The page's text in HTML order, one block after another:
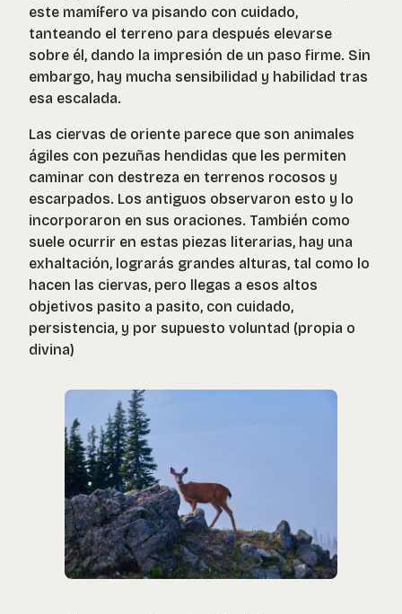
este mamífero va pisando con cuidado,
tanteando el terreno para después elevarse
sobre él, dando la impresión de un paso firme. Sin
embargo, hay mucha sensibilidad y habilidad tras
esa escalada.
Las ciervas de oriente parece que son animales
ágiles con pezuñas hendidas que les permiten
caminar con destreza en terrenos rocosos y
escarpados. Los antiguos observaron esto y lo
incorporaron en sus oraciones. También como
suele ocurrir en estas piezas literarias, hay una
exhaltación, lograrás grandes alturas, tal como lo
hacen las ciervas, pero llegas a esos altos
objetivos pasito a pasito, con cuidado,
persistencia, y por supuesto voluntad (propia o
divina)